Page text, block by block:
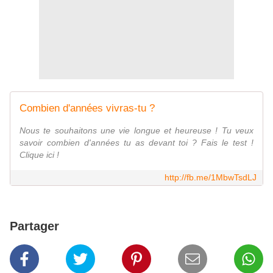
Combien d'années vivras-tu ?
Nous te souhaitons une vie longue et heureuse ! Tu veux
savoir combien d'années tu as devant toi ? Fais le test !
Clique ici !
http://fb.me/1MbwTsdLJ
Partager